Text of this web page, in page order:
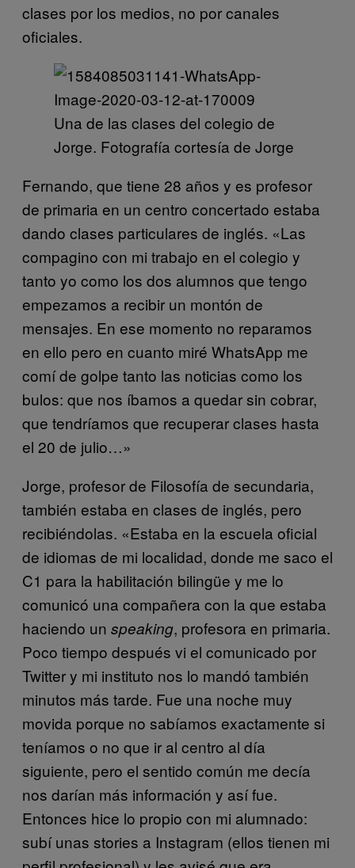
clases por los medios, no por canales
oficiales.
Una de las clases del colegio de
Jorge. Fotografía cortesía de Jorge
Fernando, que tiene 28 años y es profesor
de primaria en un centro concertado estaba
dando clases particulares de inglés. «Las
compagino con mi trabajo en el colegio y
tanto yo como los dos alumnos que tengo
empezamos a recibir un montón de
mensajes. En ese momento no reparamos
en ello pero en cuanto miré WhatsApp me
comí de golpe tanto las noticias como los
bulos: que nos íbamos a quedar sin cobrar,
que tendríamos que recuperar clases hasta
el 20 de julio…»
Jorge, profesor de Filosofía de secundaria,
también estaba en clases de inglés, pero
recibiéndolas. «Estaba en la escuela oficial
de idiomas de mi localidad, donde me saco el
C1 para la habilitación bilingüe y me lo
comunicó una compañera con la que estaba
haciendo un speaking, profesora en primaria.
Poco tiempo después vi el comunicado por
Twitter y mi instituto nos lo mandó también
minutos más tarde. Fue una noche muy
movida porque no sabíamos exactamente si
teníamos o no que ir al centro al día
siguiente, pero el sentido común me decía
nos darían más información y así fue.
Entonces hice lo propio con mi alumnado:
subí unas stories a Instagram (ellos tienen mi